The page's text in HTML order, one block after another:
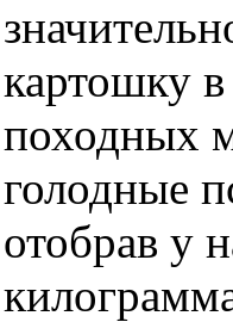
картошку
походных
голодные
отобрав у